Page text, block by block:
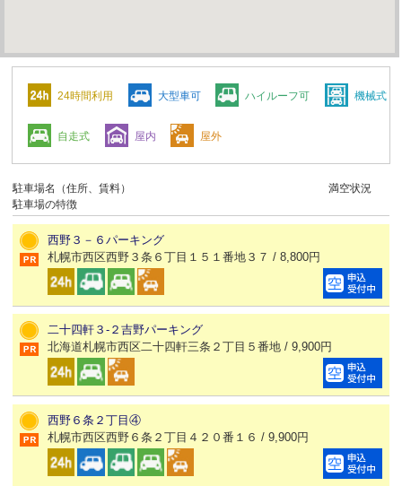
24時間利用 大型車可 ハイルーフ可 機械式
自走式 屋内 屋外
駐車場名（住所、賃料）
駐車場の特徴
満空状況
西野３－６パーキング
札幌市西区西野３条６丁目１５１番地３７ / 8,800円
二十四軒３-２吉野パーキング
北海道札幌市西区二十四軒三条２丁目５番地 / 9,900円
西野６条２丁目④
札幌市西区西野６条２丁目４２０番１６ / 9,900円